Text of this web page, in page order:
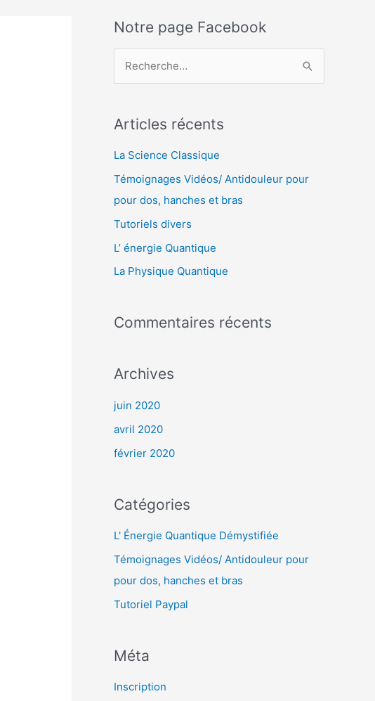
Notre page Facebook
h
e
r
c
Articles récents
La Science Classique
Témoignages Vidéos/ Antidouleur pour
pour dos, hanches et bras
Tutoriels divers
L’ énergie Quantique
La Physique Quantique
Commentaires récents
Archives
juin 2020
avril 2020
février 2020
Catégories
L' Énergie Quantique Démystifiée
Témoignages Vidéos/ Antidouleur pour
pour dos, hanches et bras
Tutoriel Paypal
Méta
Inscription